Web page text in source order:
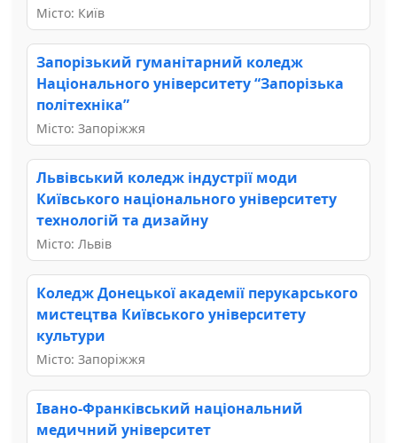
Місто: Київ
Запорізький гуманітарний коледж
Національного університету “Запорізька
політехніка”
Місто: Запоріжжя
Львівський коледж індустрії моди
Київського національного університету
технологій та дизайну
Місто: Львів
Коледж Донецької академії перукарського
мистецтва Київського університету
культури
Місто: Запоріжжя
Івано-Франківський національний
медичний університет